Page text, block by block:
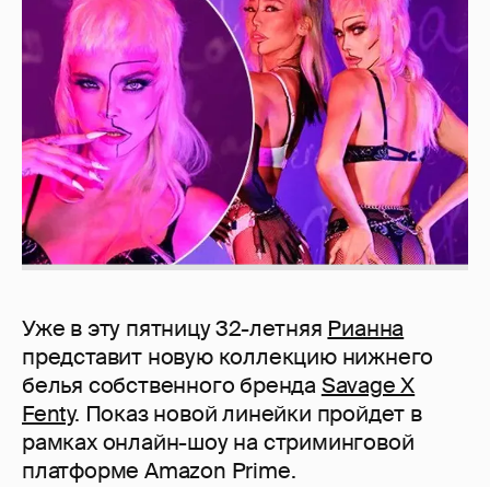
Уже в эту пятницу 32-летняя Рианна
представит новую коллекцию нижнего
белья собственного бренда Savage X
Fenty. Показ новой линейки пройдет в
рамках онлайн-шоу на стриминговой
платформе Amazon Prime.